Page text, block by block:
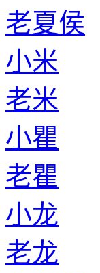
老夏侯
小米
老米
小瞿
老瞿
小龙
老龙